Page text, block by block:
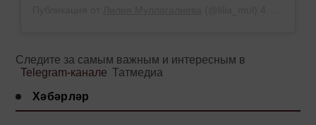
Следите за самым важным и интересным в
Telegram-канале Татмедиа
Хәбәрләр